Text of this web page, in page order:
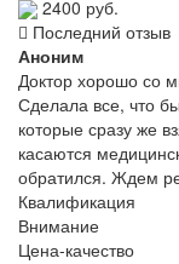
2400 руб.
Последний отзыв
Аноним
Доктор хорошо со
Сделала все, что
которые сразу же
касаются
обратился. Ждем
Квалификация
Внимание
Цена-качество